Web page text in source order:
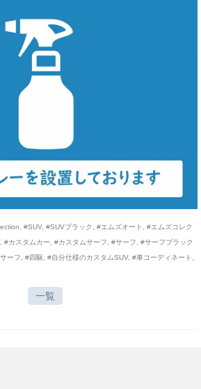
#SUV, #SUVブラック #エムズオート
#エムズコレク
, #カスタムカー #カスタムサーフ #サーフ
#サーフブラック
ーフ #四駆 #自分仕様のカスタムSUV, #車コーディネート
一覧